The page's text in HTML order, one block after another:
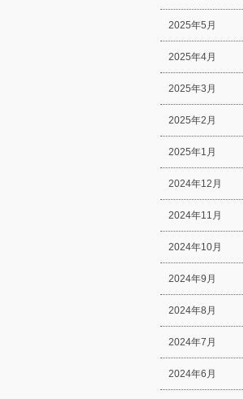
2025年5月
2025年4月
2025年3月
2025年2月
2025年1月
2024年12月
2024年11月
2024年10月
2024年9月
2024年8月
2024年7月
2024年6月